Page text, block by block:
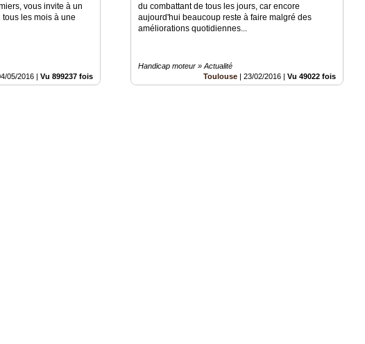
vous invite à un
les mois à une
05/2016 |Vu 899237 fois
du combattant de tous les jours, car encore
aujourd'hui beaucoup reste à faire malgré des
améliorations quotidiennes...
Handicap moteur » Actualité
Toulouse |23/02/2016 |Vu 49022 fois